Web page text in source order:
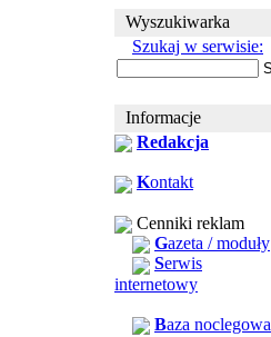
Wyszukiwarka
Szukaj w serwisie:
Informacje
Redakcja
Kontakt
Cenniki reklam
Gazeta / moduły
Serwis
internetowy
Baza noclegowa